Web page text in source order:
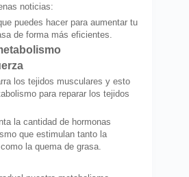
noticias:
puedes hacer para aumentar tu
de forma más eficientes.
los tejidos musculares y esto
para reparar los tejidos
la cantidad de hormonas
que estimulan tanto la
la quema de grasa.